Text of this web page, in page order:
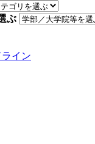
ぶ
イン